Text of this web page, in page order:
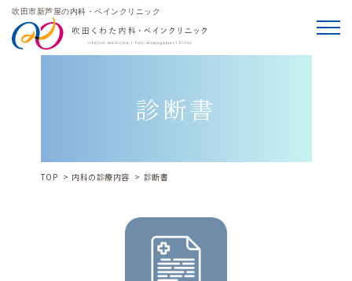
吹田市新芦屋の内科・ペインクリニック
メニ
診断書
TOP 内科の診療内容 診断書